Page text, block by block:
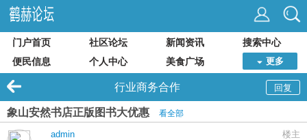
门户首页 社区论坛 新闻资讯
搜索中心
便民信息
个人中心 美食广场 更多
回复
行业商务合作
象山安然书店正版图书大优惠 看全部
楼主
admin